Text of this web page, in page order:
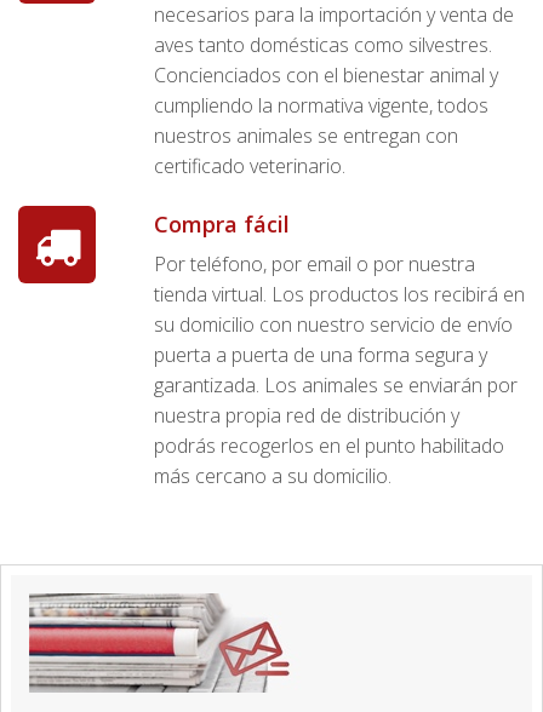
necesarios para la importación y venta de
aves tanto domésticas como silvestres.
Concienciados con el bienestar animal y
cumpliendo la normativa vigente, todos
nuestros animales se entregan con
certificado veterinario.
Compra fácil
Por teléfono, por email o por nuestra
tienda virtual. Los productos los recibirá en
su domicilio con nuestro servicio de envío
puerta a puerta de una forma segura y
garantizada. Los animales se enviarán por
nuestra propia red de distribución y
podrás recogerlos en el punto habilitado
más cercano a su domicilio.